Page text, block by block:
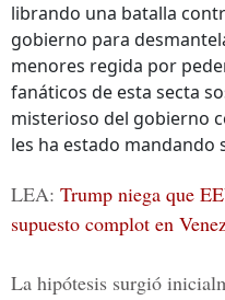
librando una batalla
gobierno para
menores regida por
fanáticos de esta secta
misterioso del gobierno
les ha estado mandando
LEA: Trump niega que
supuesto complot en
La hipótesis surgió